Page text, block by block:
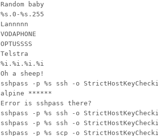
Random baby
%s.0-%s.255
Lannnnn
VODAPHONE
OPTUSSSS
Telstra
%i.%i.%i.%i
Oh a sheep!
sshpass -p %s ssh -o
alpine ******
Error is sshpass there?
sshpass -p %s ssh -o
sshpass -p %s ssh -o
sshpass -p %s scp -o